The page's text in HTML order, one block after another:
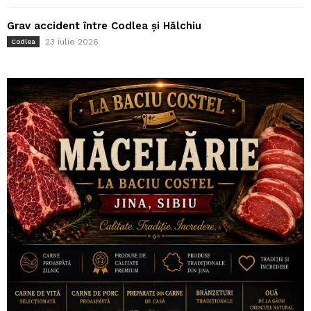
Grav accident între Codlea și Hălchiu
Codlea 23 iulie 2026